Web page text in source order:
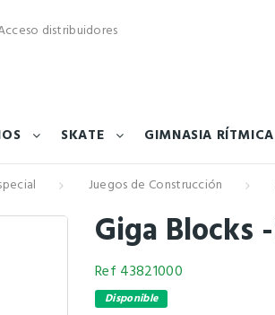
distribuidores
SKATE GIMNASIA RÍTMICA
Juegos de Construcción
Giga Blocks
Ref 43821000
Disponible